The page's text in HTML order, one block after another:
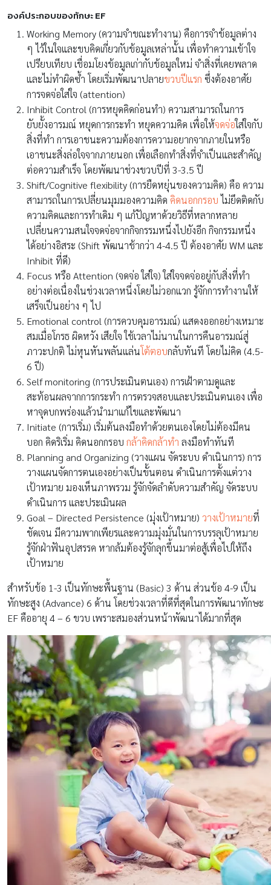
องค์ประกอบของทักษะ EF
Working Memory (ความจำขณะทำงาน) คือการจำข้อมูลต่าง
ๆ ไว้ในใจและขบคิดเกี่ยวกับข้อมูลเหล่านั้น เพื่อทำความเข้าใจ
เปรียบเทียบ เชื่อมโยงข้อมูลเก่ากับข้อมูลใหม่ จำสิ่งที่เคยพลาด
และไม่ทำผิดซ้ำ โดยเริ่มพัฒนาปลายขวบปีแรก ซึ่งต้องอาศัย
การจดจ่อใส่ใจ (attention)
Inhibit Control (การหยุดคิดก่อนทำ) ความสามารถในการ
ยับยั้งอารมณ์ หยุดการกระทำ หยุดความคิด เพื่อให้จดจ่อใส่ใจกับ
สิ่งที่ทำ การเอาชนะความต้องการความอยากจากภายในหรือ
เอาชนะสิ่งล่อใจจากภายนอก เพื่อเลือกทำสิ่งที่จำเป็นและสำคัญ
ต่อความสำเร็จ โดยพัฒนาช่วงขวบปีที่ 3-3.5 ปี
Shift/Cognitive flexibility (การยืดหยุ่นของความคิด) คือ ความ
สามารถในการเปลี่ยนมุมมองความคิด คิดนอกกรอบไม่ยึดติดกับ
ความคิดและการทำเดิม ๆ แก้ปัญหาด้วยวิธีที่หลากหลาย
เปลี่ยนความสนใจจดจ่อจากกิจกรรมหนึ่งไปยังอีก กิจกรรมหนึ่ง
ได้อย่างอิสระ (Shift พัฒนาช้ากว่า 4-4.5 ปี ต้องอาศัย WM และ
Inhibit ที่ดี)
Focus หรือ Attention (จดจ่อ ใส่ใจ) ใส่ใจจดจ่ออยู่กับสิ่งที่ทำ
อย่างต่อเนื่องในช่วงเวลาหนึ่งโดยไม่วอกแวก รู้จักการทำงานให้
เสร็จเป็นอย่าง ๆ ไป
Emotional control (การควบคุมอารมณ์) แสดงออกอย่างเหมาะ
สมเมื่อโกรธ ผิดหวัง เสียใจ ใช้เวลาไม่นานในการคืนอารมณ์สู่
ภาวะปกติ ไม่หุนหันพลันแล่นโต้ตอบกลับทันที โดยไม่คิด (4.5-
6 ปี)
Self monitoring (การประเมินตนเอง) การเฝ้าตามดูและ
สะท้อนผลจากการกระทำ การตรวจสอบและประเมินตนเอง เพื่อ
หาจุดบกพร่องแล้วนำมาแก้ไขและพัฒนา
Initiate (การเริ่ม) เริ่มต้นลงมือทำด้วยตนเองโดยไม่ต้องมีคน
บอก คิดริเริ่ม คิดนอกกรอบ กล้าคิดกล้าทำ ลงมือทำทันที
Planning and Organizing (วางแผน จัดระบบ ดำเนินการ) การ
วางแผนจัดการตนเองอย่างเป็นขั้นตอน ดำเนินการตั้งแต่วาง
เป้าหมาย มองเห็นภาพรวม รู้จักจัดลำดับความสำคัญ จัดระบบ
ดำเนินการ และประเมินผล
Goal – Directed Persistence (มุ่งเป้าหมาย) วางเป้าหมายที่
ชัดเจน มีความพากเพียรและความมุ่งมั่นในการบรรลุเป้าหมาย
รู้จักฝ่าฟันอุปสรรค หากล้มต้องรู้จักลุกขึ้นมาต่อสู้เพื่อไปให้ถึง
เป้าหมาย
สำหรับข้อ 1-3 เป็นทักษะพื้นฐาน (Basic) 3 ด้าน ส่วนข้อ 4-9 เป็น
ทักษะสูง (Advance) 6 ด้าน โดยช่วงเวลาที่ดีที่สุดในการพัฒนาทักษะ
EF คืออายุ 4 – 6 ขวบ เพราะสมองส่วนหน้าพัฒนาได้มากที่สุด